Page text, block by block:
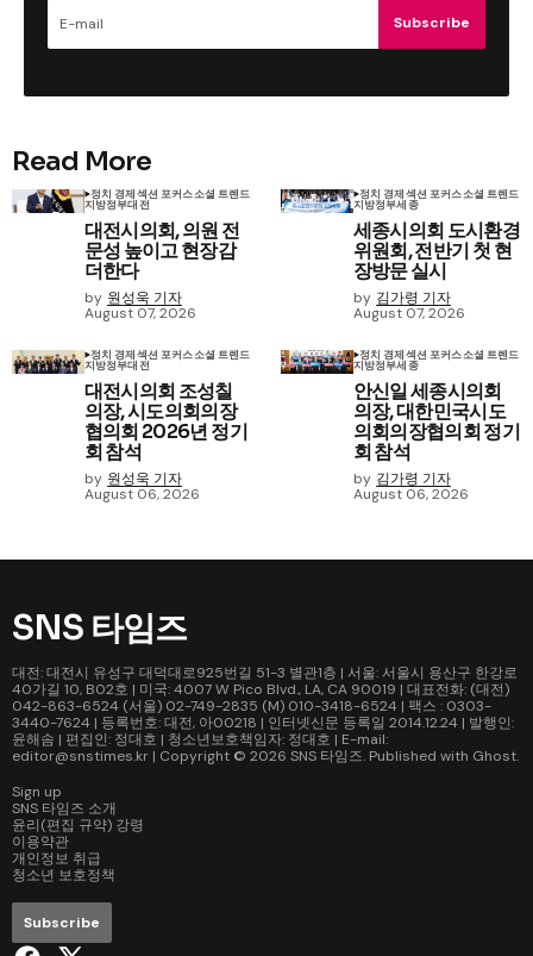
Subscribe
Read More
정치 경제섹션 포커스소셜 트렌드
지방정부대전
대전시의회, 의원 전
문성 높이고 현장감
더한다
by 원성욱 기자
August 07, 2026
정치 경제섹션 포커스소셜 트렌드
지방정부세종
세종시의회 도시환경
위원회, 전반기 첫 현
장방문 실시
by 김가령 기자
August 07, 2026
정치 경제섹션 포커스소셜 트렌드
지방정부대전
대전시의회 조성칠
의장, 시도의회의장
협의회 2026년 정기
회 참석
by 원성욱 기자
August 06, 2026
정치 경제섹션 포커스소셜 트렌드
지방정부세종
안신일 세종시의회
의장, 대한민국시도
의회의장협의회 정기
회 참석
by 김가령 기자
August 06, 2026
SNS 타임즈
대전: 대전시 유성구 대덕대로925번길 51-3 별관1층 | 서울: 서울시 용산구 한강로
40가길 10, B02호 | 미국: 4007 W Pico Blvd., LA, CA 90019 | 대표전화: (대전)
042-863-6524 (서울) 02-749-2835 (M) 010-3418-6524 | 팩스 : 0303-
3440-7624 | 등록번호: 대전, 아00218 | 인터넷신문 등록일 2014.12.24 | 발행인:
윤해솜 | 편집인: 정대호 | 청소년보호책임자: 정대호 | E-mail:
editor@snstimes.kr | Copyright © 2026 SNS 타임즈. Published with Ghost.
Sign up
SNS 타임즈 소개
윤리(편집 규약) 강령
이용약관
개인정보 취급
청소년 보호정책
Subscribe